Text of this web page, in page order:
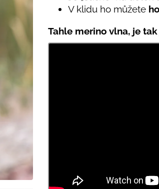
V klidu ho můžete
Tahle merino vlna, je
435 Kč